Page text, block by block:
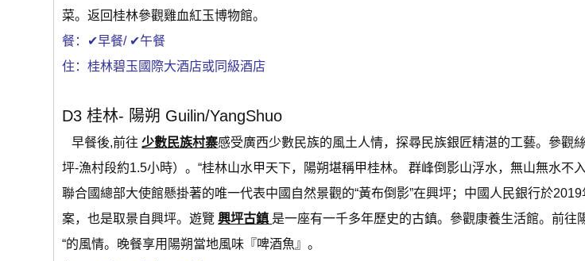
菜。返回桂林參觀雞血紅玉博物館。
餐：✔早餐/ ✔午餐
住：桂林碧玉國際大酒店或同級酒店
D3 桂林- 陽朔 Guilin/YangShuo
早餐後,前往少數民族村寨感受廣西少數民族的風土人情，探尋民族銀匠精湛的工藝。參觀
坪-漁村段約1.5小時）。“桂林山水甲天下，陽朔堪稱甲桂林。 群峰倒影山浮水，無山無水不
聯合國總部大使館懸掛著的唯一代表中國自然景觀的“黃布倒影”在興坪；中國人民銀行於
案，也是取景自興坪。遊覽興坪古鎮 是一座有一千多年歷史的古鎮。參觀康養生活館。前往
“的風情。晚餐享用陽朔當地風味『啤酒魚』。